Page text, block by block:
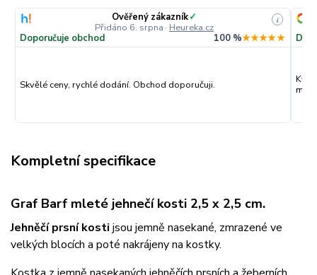
Ověřený zákazník✓
Přidáno 6. srpna · Heureka.cz
i
Doporučuje obchod 100 %★★★★★
Skvělé ceny, rychlé dodání. Obchod doporučuji.
Kompletní specifikace
Graf Barf mleté jehnečí kosti 2,5 x 2,5 cm.
Jehněčí prsní kosti jsou jemně nasekané, zmrazené ve
velkých blocích a poté nakrájeny na kostky.